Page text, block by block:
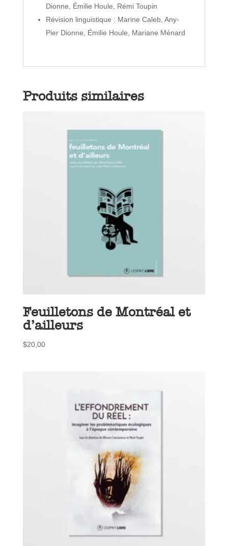
Dionne, Émilie Houle, Rémi Toupin
Révision linguistique : Marine Caleb, Any-
Pier Dionne, Émilie Houle, Mariane Ménard
Produits similaires
Feuilletons de Montréal et
d’ailleurs
$20,00